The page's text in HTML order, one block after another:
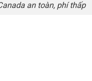
an toàn, phí thấp